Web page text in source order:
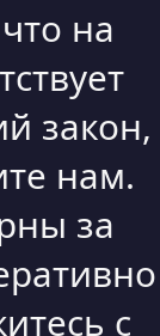
на
закон,
нам.
за
с